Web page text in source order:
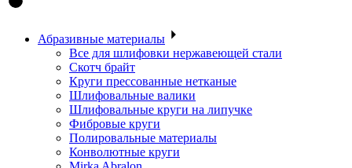
Абразивные материалы
Все для шлифовки нержавеющей стали
Скотч брайт
Круги прессованные нетканые
Шлифовальные валики
Шлифовальные круги на липучке
Фибровые круги
Полировальные материалы
Конволютные круги